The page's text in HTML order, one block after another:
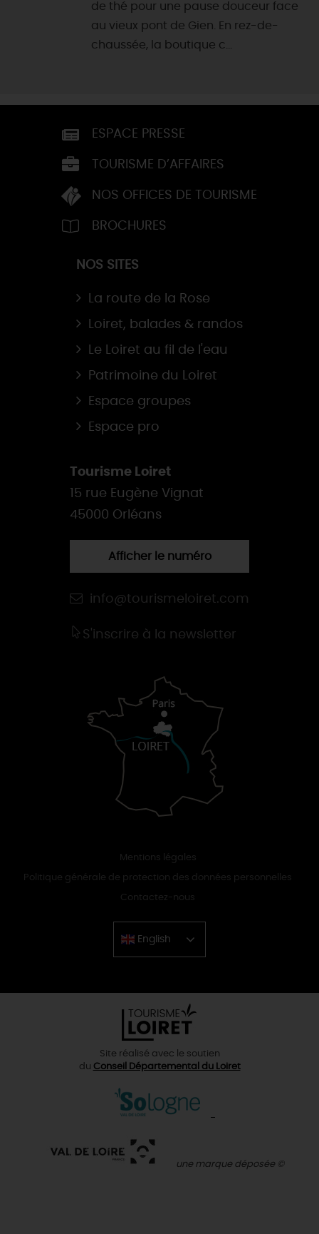
de thé pour une pause douceur face
au vieux pont de Gien. En rez-de-
chaussée, la boutique c...
ESPACE PRESSE
TOURISME D’AFFAIRES
NOS OFFICES DE TOURISME
BROCHURES
NOS SITES
La route de la Rose
Loiret, balades & randos
Le Loiret au fil de l'eau
Patrimoine du Loiret
Espace groupes
Espace pro
Tourisme Loiret
15 rue Eugène Vignat
45000 Orléans
Afficher le numéro
info@tourismeloiret.com
S'inscrire à la newsletter
Mentions légales
Politique générale de protection des données personnelles
Contactez-nous
English
Chinese
Site réalisé avec le soutien
du Conseil Départemental du Loiret
une marque déposée ©